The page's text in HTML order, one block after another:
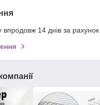
14 днів за